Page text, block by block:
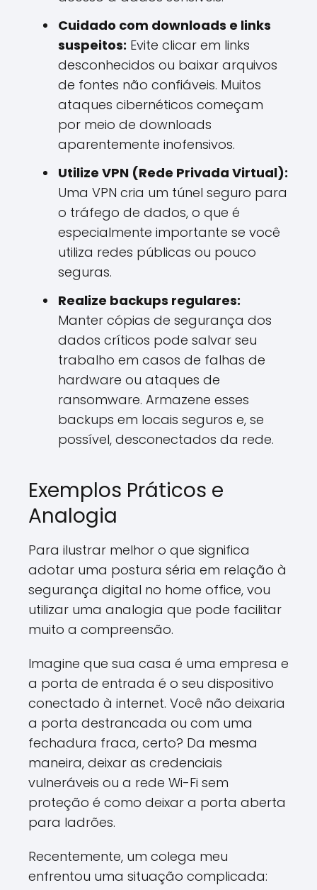
Cuidado com downloads e links
suspeitos: Evite clicar em links
desconhecidos ou baixar arquivos
de fontes não confiáveis. Muitos
ataques cibernéticos começam
por meio de downloads
aparentemente inofensivos.
Utilize VPN (Rede Privada Virtual):
Uma VPN cria um túnel seguro para
o tráfego de dados, o que é
especialmente importante se você
utiliza redes públicas ou pouco
seguras.
Realize backups regulares:
Manter cópias de segurança dos
dados críticos pode salvar seu
trabalho em casos de falhas de
hardware ou ataques de
ransomware. Armazene esses
backups em locais seguros e, se
possível, desconectados da rede.
Exemplos Práticos e
Analogia
Para ilustrar melhor o que significa
adotar uma postura séria em relação à
segurança digital no home office, vou
utilizar uma analogia que pode facilitar
muito a compreensão.
Imagine que sua casa é uma empresa e
a porta de entrada é o seu dispositivo
conectado à internet. Você não deixaria
a porta destrancada ou com uma
fechadura fraca, certo? Da mesma
maneira, deixar as credenciais
vulneráveis ou a rede Wi-Fi sem
proteção é como deixar a porta aberta
para ladrões.
Recentemente, um colega meu
enfrentou uma situação complicada: